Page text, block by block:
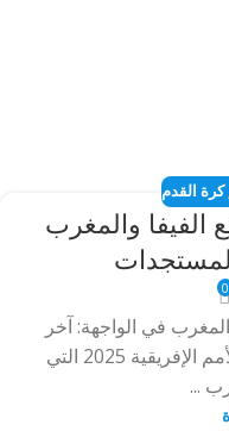
كرة القدم
الفيفا والمغرب
0
في الواجهة: آخر
المستجدات شهدت نهائي كأس الأمم الإفريقية 2025 التي
...